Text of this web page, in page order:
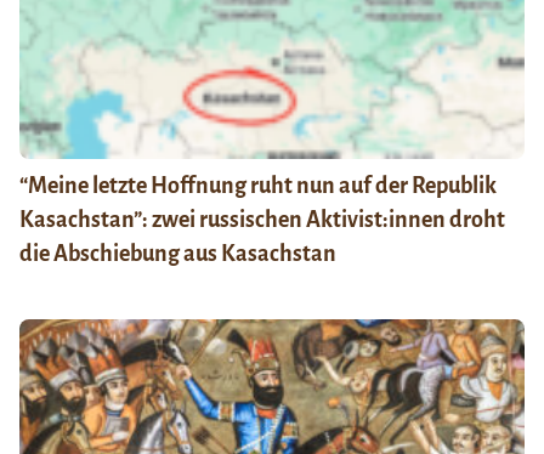
“Meine letzte Hoffnung ruht nun auf der Republik
Kasachstan”: zwei russischen Aktivist:innen droht
die Abschiebung aus Kasachstan